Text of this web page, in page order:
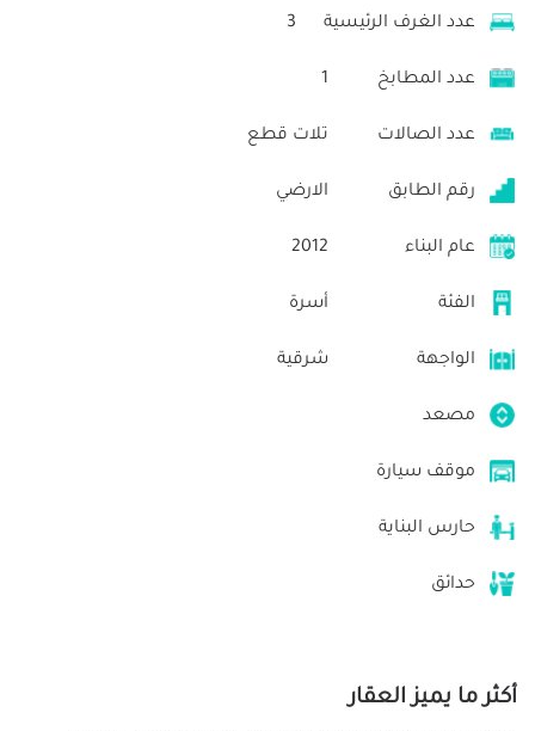
عدد الغرف الرئيسية 3
عدد المطابخ 1
عدد الصالات تلات قطع
رقم الطابق الارضي
عام البناء 2012
الفئة أسرة
الواجهة شرقية
مصعد
موقف سيارة
حارس البناية
حدائق
أكثر ما يميز العقار